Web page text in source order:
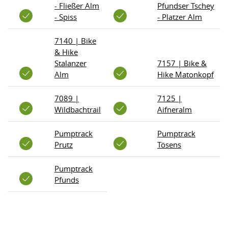
Closed
In Preparation
Masnerkopfbahn
Zwölferbahn Sattelbahn
Rastbahn
Obere
Laustalbahn 4-SB
Puinzbahn
Scheidbahn
- Fließer Alm
- Spiss
Pfundser Tschey
- Platzer Alm
7140 | Bike
& Hike
Stalanzer
Alm
7157 | Bike &
Hike Matonkopf
7089 |
Wildbachtrail
7125 |
Aifneralm
Pumptrack
Prutz
Pumptrack
Tösens
Pumptrack
Pfunds